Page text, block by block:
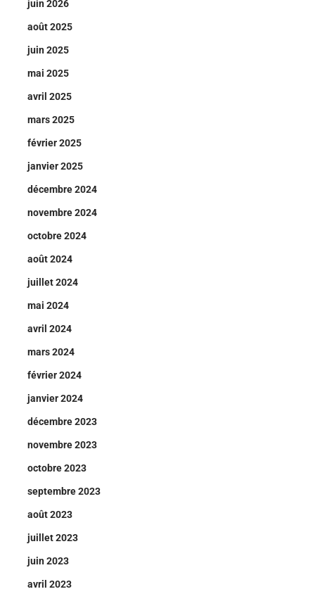
juin 2026
août 2025
juin 2025
mai 2025
avril 2025
mars 2025
février 2025
janvier 2025
décembre 2024
novembre 2024
octobre 2024
août 2024
juillet 2024
mai 2024
avril 2024
mars 2024
février 2024
janvier 2024
décembre 2023
novembre 2023
octobre 2023
septembre 2023
août 2023
juillet 2023
juin 2023
avril 2023